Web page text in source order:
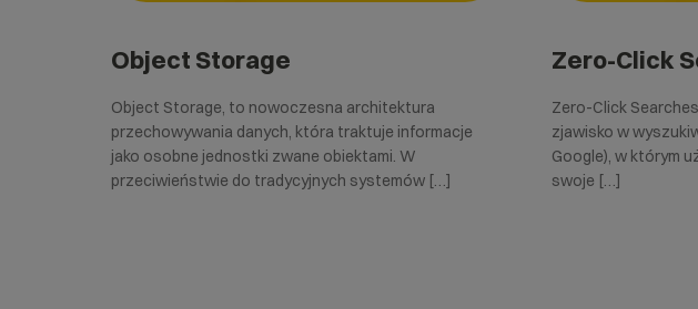
Object Storage
Object Storage, to nowoczesna architektura
przechowywania danych, która traktuje informacje
jako osobne jednostki zwane obiektami. W
przeciwieństwie do tradycyjnych systemów […]
Zero-Click
Zero-Click
zjawisko w
Google), w którym
swoje […]